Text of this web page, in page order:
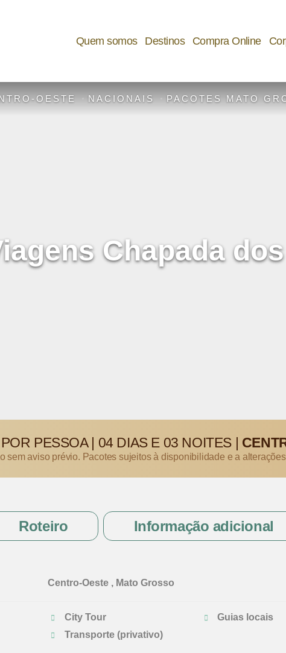
Quem somos Destinos Compra Online
OESTE NACIONAIS PACOTES MATO
Chapada
POR PESSOA | 04 DIAS E 03 NOITES |
sem aviso prévio. Pacotes sujeitos à disponibilidade e a
Roteiro Informação adicional
Centro-Oeste , Mato Grosso
City Tour Guias locais
Transporte (privativo)